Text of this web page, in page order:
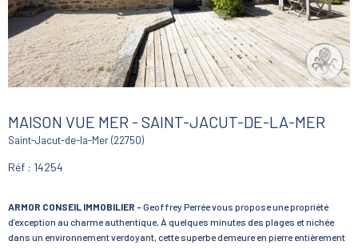
MAISON VUE MER - SAINT-JACUT-DE-LA-MER
Saint-Jacut-de-la-Mer (22750)
Réf : 14254
ARMOR CONSEIL IMMOBILIER - Geoffrey Perrée vous propose une propriété
d’exception au charme authentique, À quelques minutes des plages et nichée
dans un environnement verdoyant, cette superbe demeure en pierre entièrement